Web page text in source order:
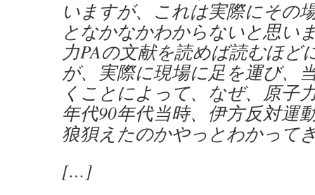
いますが、これは実際にその
となかなかわからないと思い
力PAの文献を読めば読むほど
が、実際に現場に足を運び、
くことによって、なぜ、原子
年代90年代当時、伊方反対運
狼狽えたのかやっとわかって
[…]